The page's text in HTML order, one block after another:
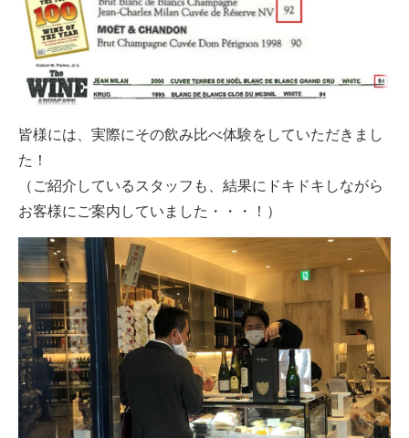
皆様には、実際にその飲み比べ体験をしていただきまし
た！
（ご紹介しているスタッフも、結果にドキドキしながら
お客様にご案内していました・・・！）